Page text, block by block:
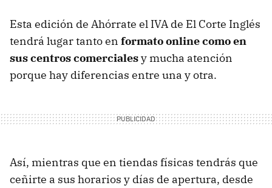
Esta edición de Ahórrate el IVA de El Corte Inglés
tendrá lugar tanto en formato online como en
sus centros comercialesy mucha atención
porque hay diferencias entre una y otra.
Así, mientras que en tiendas físicas tendrás que
ceñirte a sus horarios y días de apertura, desde